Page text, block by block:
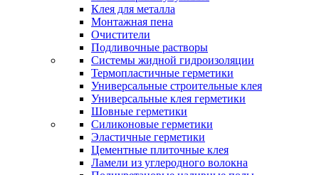
Клея для металла
Монтажная пена
Очистители
Подливочные растворы
Системы жидной гидроизоляции
Термопластичные герметики
Универсальные строительные клея
Универсальные клея герметики
Шовные герметики
Силиконовые герметики
Эластичные герметики
Цементные плиточные клея
Ламели из углеродного волокна